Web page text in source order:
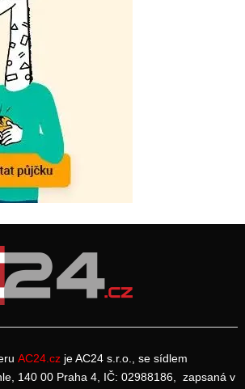
AC24.cz je AC24 s.r.o., se sídlem
140 00 Praha 4, IČ: 02988186, zapsaná v